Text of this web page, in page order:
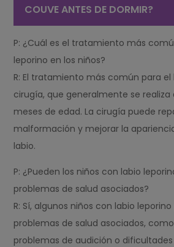
COUVE ANTES DE DORMIR?
P: ¿Cuál es el tratamiento más
leporino en los niños?
R: El tratamiento más común para el
cirugía, que generalmente se realiza
meses de edad. La cirugía puede
malformación y mejorar la
labio.
P: ¿Pueden los niños con labio
problemas de salud asociados?
R: Sí, algunos niños con labio
problemas de salud asociados,
problemas de audición o dificultades